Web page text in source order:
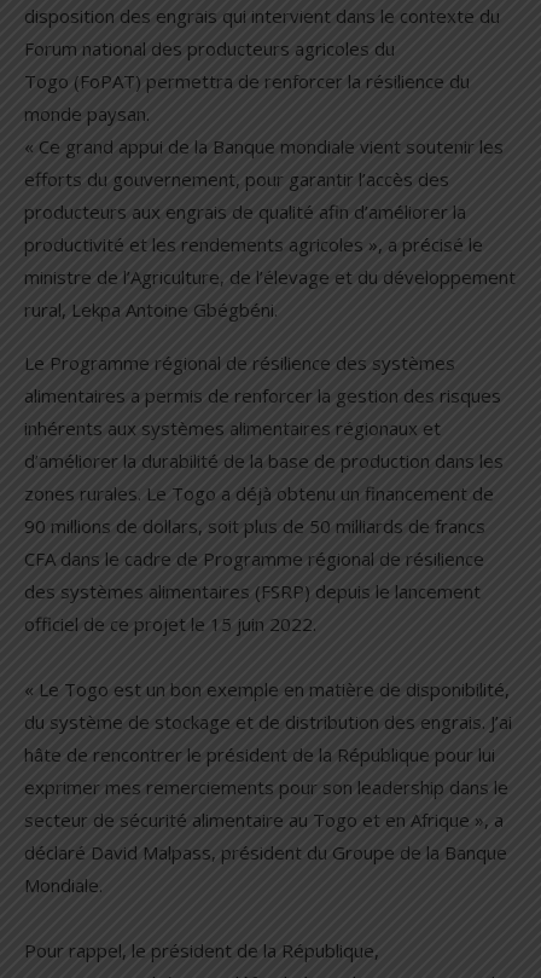
disposition des engrais qui intervient dans le contexte du
Forum national des producteurs agricoles du
Togo (FoPAT) permettra de renforcer la résilience du
monde paysan.
« Ce grand appui de la Banque mondiale vient soutenir les
efforts du gouvernement, pour garantir l’accès des
producteurs aux engrais de qualité afin d’améliorer la
productivité et les rendements agricoles », a précisé le
ministre de l’Agriculture, de l’élevage et du développement
rural, Lekpa Antoine Gbégbéni.
Le Programme régional de résilience des systèmes
alimentaires a permis de renforcer la gestion des risques
inhérents aux systèmes alimentaires régionaux et
d’améliorer la durabilité de la base de production dans les
zones rurales. Le Togo a déjà obtenu un financement de
90 millions de dollars, soit plus de 50 milliards de francs
CFA dans le cadre de Programme régional de résilience
des systèmes alimentaires (FSRP) depuis le lancement
officiel de ce projet le 15 juin 2022.
« Le Togo est un bon exemple en matière de disponibilité,
du système de stockage et de distribution des engrais. J’ai
hâte de rencontrer le président de la République pour lui
exprimer mes remerciements pour son leadership dans le
secteur de sécurité alimentaire au Togo et en Afrique », a
déclaré David Malpass, président du Groupe de la Banque
Mondiale.
Pour rappel, le président de la République,